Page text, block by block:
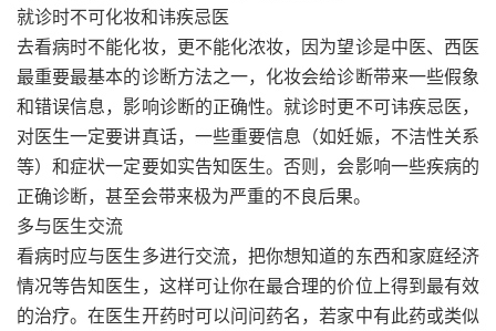
就诊时不可化妆和讳疾忌医
去看病时不能化妆，更不能化浓妆，因为望诊是中医、西医
最重要最基本的诊断方法之一，化妆会给诊断带来一些假象
和错误信息，影响诊断的正确性。就诊时更不可讳疾忌医，
对医生一定要讲真话，一些重要信息（如妊娠，不洁性关系
等）和症状一定要如实告知医生。否则，会影响一些疾病的
正确诊断，甚至会带来极为严重的不良后果。
多与医生交流
看病时应与医生多进行交流，把你想知道的东西和家庭经济
情况等告知医生，这样可让你在最合理的价位上得到最有效
的治疗。在医生开药时可以问问药名，若家中有此药或类似